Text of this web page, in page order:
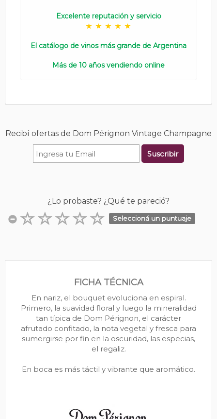
Excelente reputación y servicio
El catálogo de vinos más grande de Argentina
Más de 10 años vendiendo online
Recibí ofertas de Dom Pérignon Vintage Champagne
Suscribir
¿Lo probaste? ¿Qué te pareció?
Seleccioná un puntuaje
FICHA TÉCNICA
En nariz, el bouquet evoluciona en espiral.
Primero, la suavidad floral y luego la mineralidad
tan típica de Dom Pérignon, el carácter
afrutado confitado, la nota vegetal y fresca para
sumergirse por fin en la oscuridad, las especias,
el regaliz.
En boca es más táctil y vibrante que aromático.